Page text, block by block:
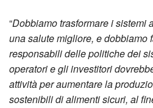
“Dobbiamo trasformare i sistemi
una salute migliore, e dobbiamo
responsabili delle politiche dei
operatori e gli investitori
attività per aumentare la
sostenibili di alimenti sicuri, al